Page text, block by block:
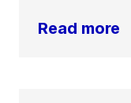
Read more